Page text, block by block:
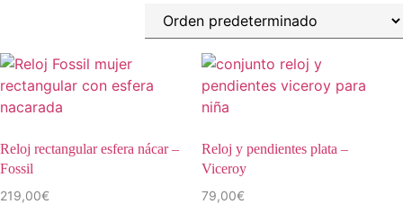
Reloj rectangular esfera nácar –
Fossil
219,00€
Reloj y pendientes plata –
Viceroy
79,00€